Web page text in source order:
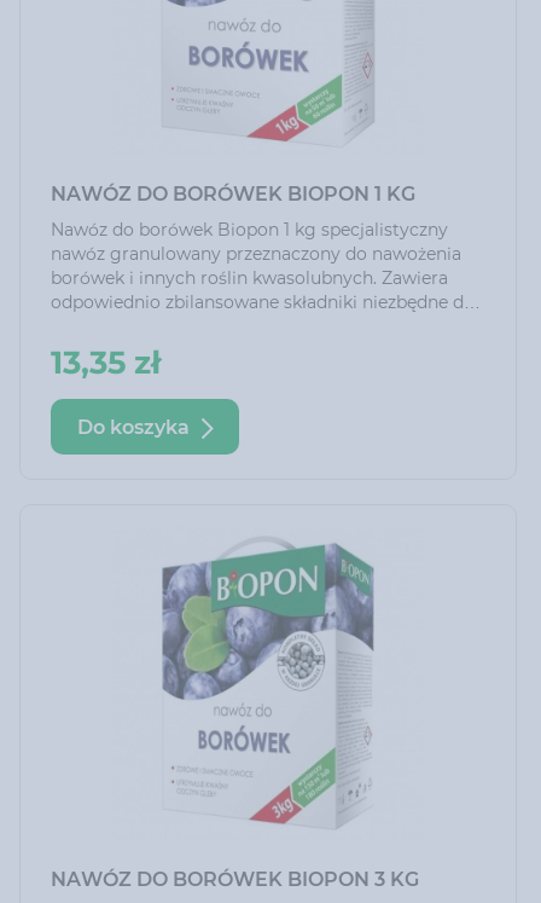
NAWÓZ DO BORÓWEK BIOPON 1 KG
Nawóz do borówek Biopon 1 kg specjalistyczny
nawóz granulowany przeznaczony do nawożenia
borówek i innych roślin kwasolubnych. Zawiera
odpowiednio zbilansowane składniki niezbędne do
systematyczne stosowanie zapewnia idealne
warunki rozwoju roślin. Zawartość potasu
gwarantuje obfite owocowanie.
13,35 zł
Do koszyka
NAWÓZ DO BORÓWEK BIOPON 3 KG